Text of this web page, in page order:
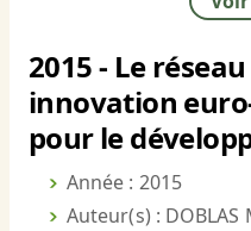
2015 - Le
innovation
pour le
Année : 2015
Auteur(s) : DOBLAS